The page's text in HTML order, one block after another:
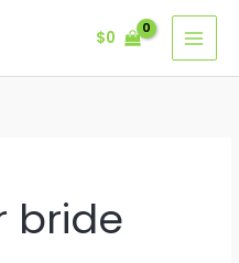
$0
bride